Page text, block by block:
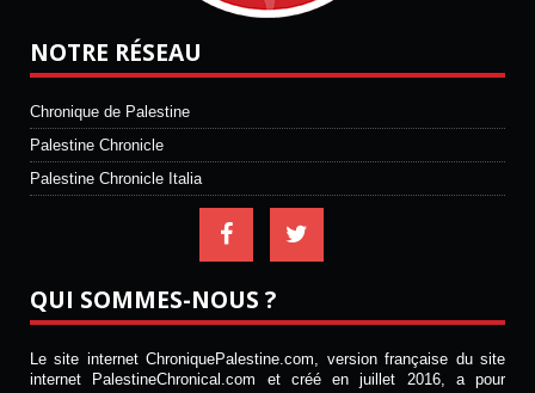
NOTRE RÉSEAU
Chronique de Palestine
Palestine Chronicle
Palestine Chronicle Italia
QUI SOMMES-NOUS ?
Le site internet ChroniquePalestine.com, version française du site
internet PalestineChronical.com et créé en juillet 2016, a pour